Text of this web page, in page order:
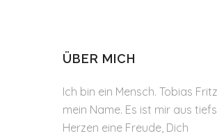
ÜBER MICH
Ich bin ein Mensch. Tobias
mein Name. Es ist mir aus
Herzen eine Freude, Dich